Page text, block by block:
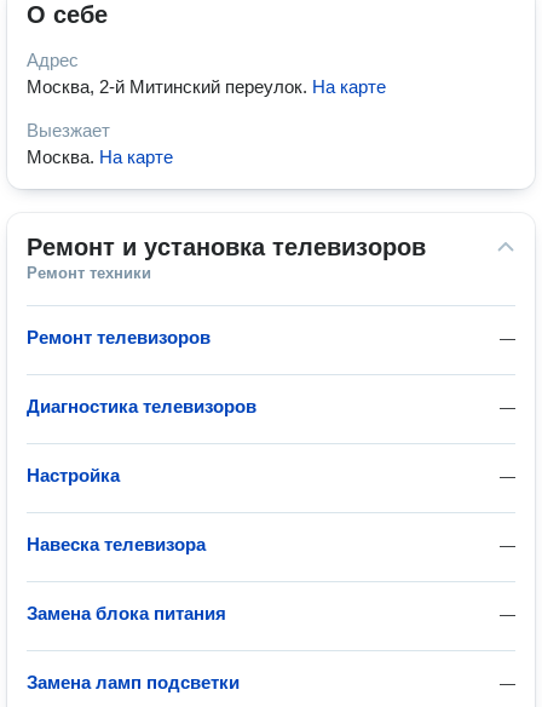
О себе
Адрес
Москва, 2-й Митинский переулок. На карте
Выезжает
Москва. На карте
Ремонт и установка телевизоров
Ремонт техники
—
Ремонт телевизоров
—
Диагностика телевизоров
—
Настройка
—
Навеска телевизора
—
Замена блока питания
—
Замена ламп подсветки